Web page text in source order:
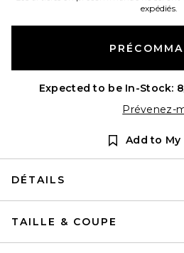
expédiés.
Expected to be In-Stock:
Prévenez-
Add to My
DÉTAILS
TAILLE & COUPE